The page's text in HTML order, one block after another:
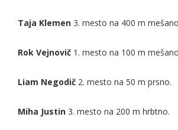
Taja Klemen 3. mesto na 400 m
Rok Vejnovič 1. mesto na 100 m
Liam Negodič 2. mesto na 50 m prsno.
Miha Justin 3. mesto na 200 m hrbtno.